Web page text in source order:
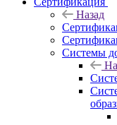
Назад
Системы